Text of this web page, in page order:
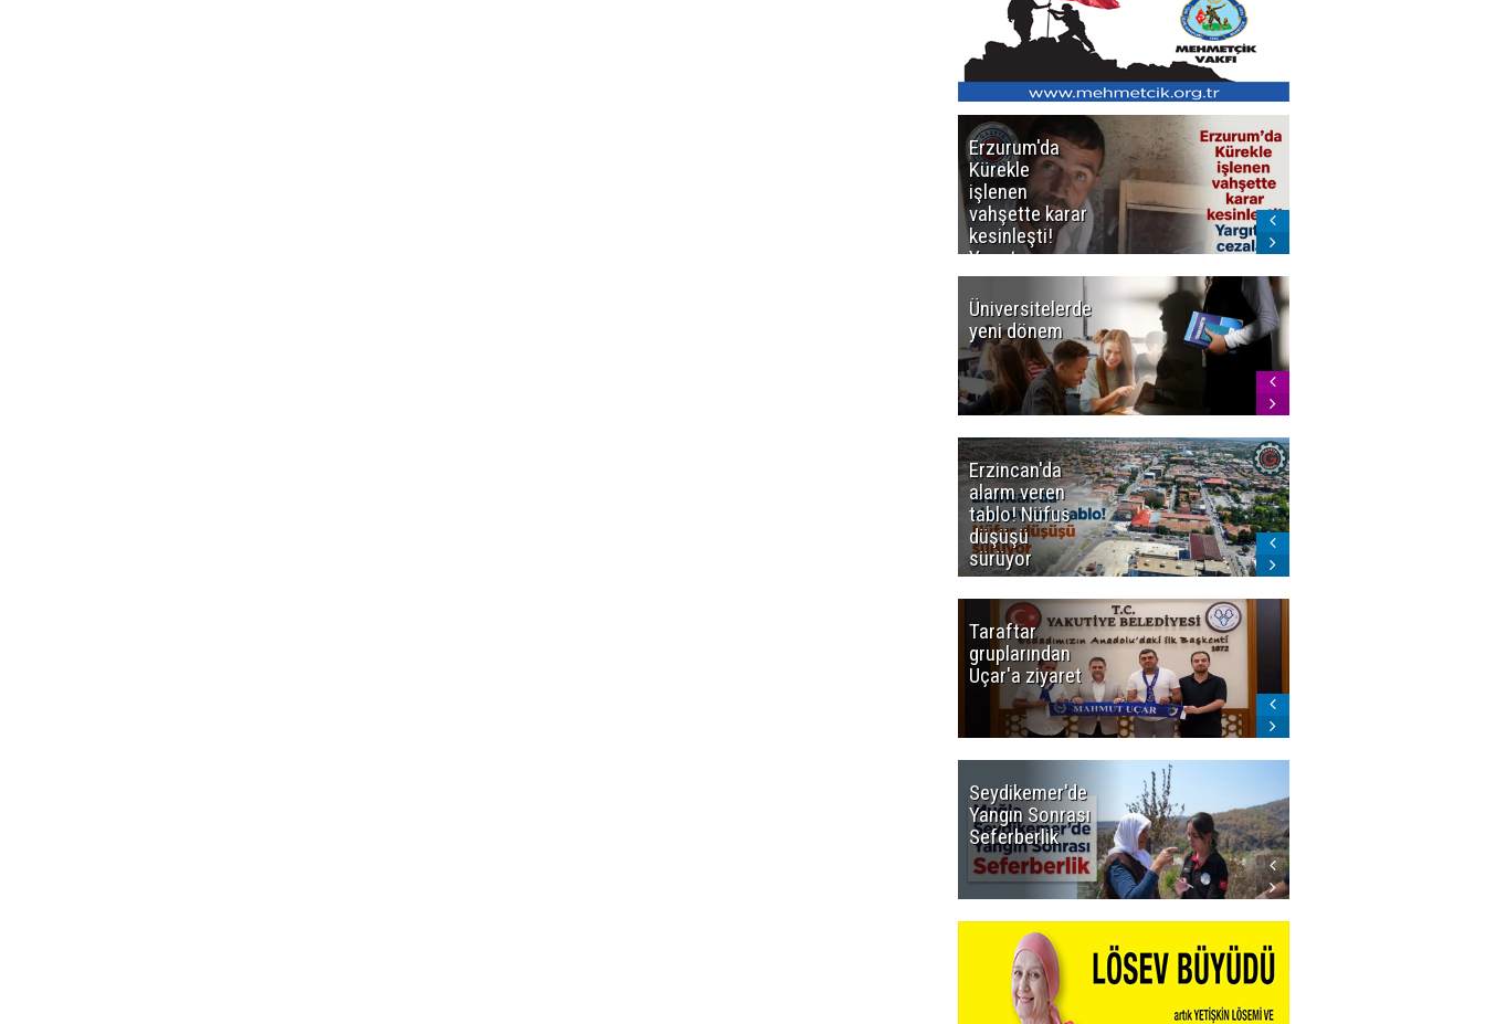
Erzurum'da
Kürekle
işlenen
vahşette karar
kesinleşti!
Yargıtay
cezaları onadı
Üniversitelerde
yeni dönem
Erzincan'da
alarm veren
tablo! Nüfus
düşüşü
sürüyor
Taraftar
gruplarından
Uçar'a ziyaret
Seydikemer'de
Yangın Sonrası
Seferberlik